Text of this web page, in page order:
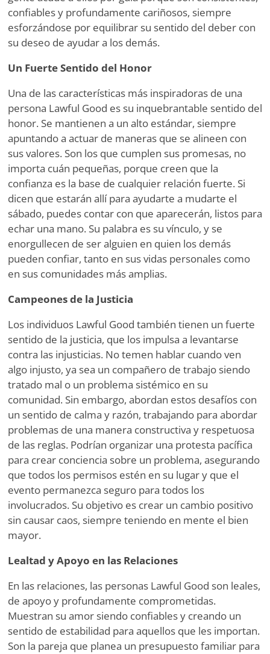
confiables y profundamente cariñosos, siempre
esforzándose por equilibrar su sentido del deber con
su deseo de ayudar a los demás.
Un Fuerte Sentido del Honor
Una de las características más inspiradoras de una
persona Lawful Good es su inquebrantable sentido del
honor. Se mantienen a un alto estándar, siempre
apuntando a actuar de maneras que se alineen con
sus valores. Son los que cumplen sus promesas, no
importa cuán pequeñas, porque creen que la
confianza es la base de cualquier relación fuerte. Si
dicen que estarán allí para ayudarte a mudarte el
sábado, puedes contar con que aparecerán, listos para
echar una mano. Su palabra es su vínculo, y se
enorgullecen de ser alguien en quien los demás
pueden confiar, tanto en sus vidas personales como
en sus comunidades más amplias.
Campeones de la Justicia
Los individuos Lawful Good también tienen un fuerte
sentido de la justicia, que los impulsa a levantarse
contra las injusticias. No temen hablar cuando ven
algo injusto, ya sea un compañero de trabajo siendo
tratado mal o un problema sistémico en su
comunidad. Sin embargo, abordan estos desafíos con
un sentido de calma y razón, trabajando para abordar
problemas de una manera constructiva y respetuosa
de las reglas. Podrían organizar una protesta pacífica
para crear conciencia sobre un problema, asegurando
que todos los permisos estén en su lugar y que el
evento permanezca seguro para todos los
involucrados. Su objetivo es crear un cambio positivo
sin causar caos, siempre teniendo en mente el bien
mayor.
Lealtad y Apoyo en las Relaciones
En las relaciones, las personas Lawful Good son leales,
de apoyo y profundamente comprometidas.
Muestran su amor siendo confiables y creando un
sentido de estabilidad para aquellos que les importan.
Son la pareja que planea un presupuesto familiar para